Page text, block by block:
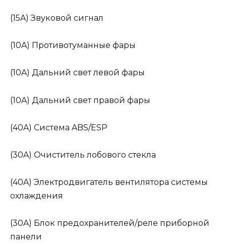
(15A) Звуковой сигнал
(10A) Противотуманные фары
(10A) Дальний свет левой фары
(10A) Дальний свет правой фары
(40A) Система ABS/ESP
(30A) Очиститель лобового стекла
(40A) Электродвигатель вентилятора системы
охлаждения
(30A) Блок предохранителей/реле приборной
панели